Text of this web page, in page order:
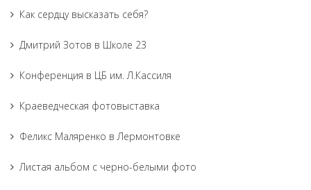
Как сердцу высказать себя?
Дмитрий Зотов в Школе 23
Конференция в ЦБ им. Л.Кассиля
Краеведческая фотовыставка
Феликс Маляренко в Лермонтовке
Листая альбом с черно-белыми фото